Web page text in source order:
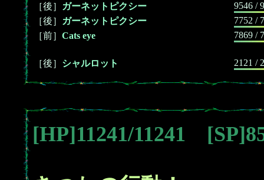
［後］
ガーネットピクシー
9546 /
［後］
ガーネットピクシー
7752 /
［前］ Cats eye 7869 /
［後］ シャルロット 2121 /
[HP]11241/11241